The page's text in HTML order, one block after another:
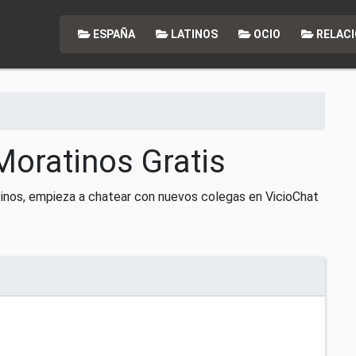
ESPAÑA LATINOS OCIO
Gratis
empieza a chatear con nuevos colegas en VicioChat